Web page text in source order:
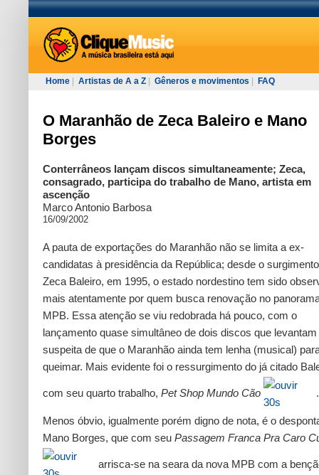
Home Artistas de A a Z Gêneros e movimentos FAQ
O Maranhão de Zeca Baleiro e Mano
Borges
Conterrâneos lançam discos simultaneamente; Zeca,
consagrado, participa do trabalho de Mano, artista em
ascenção
Marco Antonio Barbosa
16/09/2002
A pauta de exportações do Maranhão não se limita a ex-
candidatas à presidência da República; desde o
Zeca Baleiro, em 1995, o estado nordestino tem sido
mais atentamente por quem busca renovação no
MPB. Essa atenção se viu redobrada há pouco, com o
lançamento quase simultâneo de dois discos que levantam
suspeita de que o Maranhão ainda tem lenha (musical)
queimar. Mais evidente foi o ressurgimento do já citado
com seu quarto trabalho, Pet Shop Mundo Cão .
Menos óbvio, igualmente porém digno de nota, é o
Mano Borges, que com seu Passagem Franca Pra Caro
arrisca-se na seara da nova MPB com a